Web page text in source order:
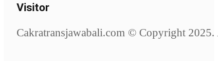
Visitor
Cakratransjawabali.com © Copyright 2025.